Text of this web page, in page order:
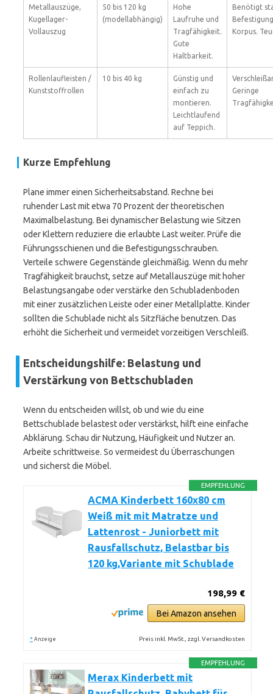
Metallauszüge,
Kugellager-
Vollauszug
50 bis 120 kg
(modellabhängig)
Hohe
Laufruhe und
Tragfähigkeit.
Gute
Haltbarkeit.
Benötigt
Korpus.
Rollenlaufleisten /
Kunststoffrollen
10 bis 40 kg
Günstig und
einfach zu
montieren.
Leichtlaufend
auf Teppich.
Geringe
Kurze Empfehlung
Plane immer einen Sicherheitsabstand. Rechne bei
ruhender Last mit etwa 70 Prozent der theoretischen
Maximalbelastung. Bei dynamischer Belastung wie Sitzen
oder Klettern reduziere die erlaubte Last weiter. Prüfe die
Führungsschienen und die Befestigungsschrauben.
Verteile schwere Gegenstände gleichmäßig. Wenn du mehr
Tragfähigkeit brauchst, setze auf Metallauszüge mit hoher
Belastungsangabe oder verstärke den Schubladenboden
mit einer zusätzlichen Leiste oder einer Metallplatte. Kinder
sollten die Schublade nicht als Sitzfläche benutzen. Das
erhöht die Sicherheit und vermeidet vorzeitigen Verschleiß.
Entscheidungshilfe: Belastung und
Verstärkung von Bettschubladen
Wenn du entscheiden willst, ob und wie du eine
Bettschublade belastest oder verstärkst, hilft eine einfache
Abklärung. Schau dir Nutzung, Häufigkeit und Nutzer an.
Arbeite schrittweise. So vermeidest du Überraschungen
und sicherst die Möbel.
EMPFEHLUNG
ACMA Kinderbett 160x80 cm
Weiß mit mit Matratze und
Lattenrost - Juniorbett mit
Rausfallschutz, Belastbar bis
120 kg,Variante mit Schublade
198,99 €
Bei Amazon ansehen
* Anzeige Preis inkl. MwSt., zzgl. Versandkosten
EMPFEHLUNG
Merax Kinderbett mit